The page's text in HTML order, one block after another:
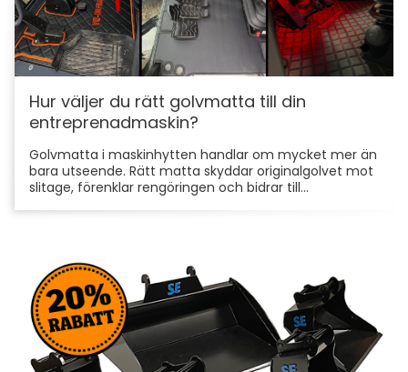
Hur väljer du rätt golvmatta till din
entreprenadmaskin?
Golvmatta i maskinhytten handlar om mycket mer än
bara utseende. Rätt matta skyddar originalgolvet mot
slitage, förenklar rengöringen och bidrar till...